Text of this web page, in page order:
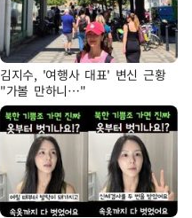
김지수, '여행사 대표' 변신 근황
"가볼 만하니…"